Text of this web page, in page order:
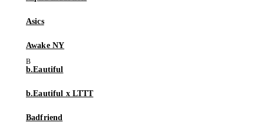
Asics
Awake NY
b.Eautiful
b.Eautiful x LTTT
Badfriend